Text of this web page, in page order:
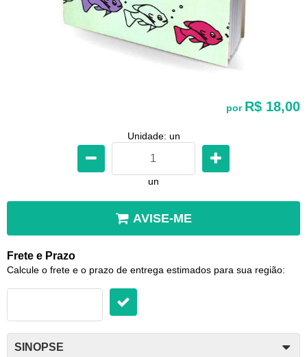
por R$ 18,00
Unidade: un
un
AVISE-ME
Frete e Prazo
Calcule o frete e o prazo de entrega estimados para sua região:
SINOPSE